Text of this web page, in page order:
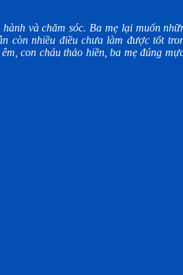
và chăm sóc. Ba mẹ lại muốn
còn nhiều điều chưa làm được tốt
con cháu thảo hiền, ba mẹ đúng